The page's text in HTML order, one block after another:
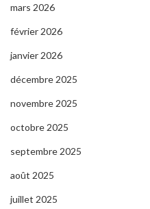
mars 2026
février 2026
janvier 2026
décembre 2025
novembre 2025
octobre 2025
septembre 2025
août 2025
juillet 2025